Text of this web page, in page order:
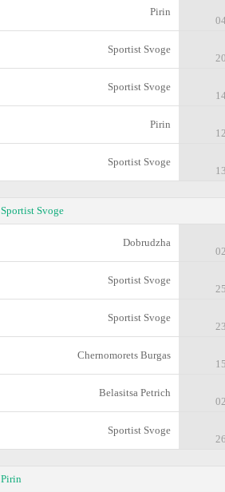
Pirin
Sportist Svoge
Sportist Svoge
Pirin
Sportist Svoge
Sportist Svoge
Dobrudzha
Sportist Svoge
Sportist Svoge
Chernomorets Burgas
Belasitsa Petrich
Sportist Svoge
Pirin